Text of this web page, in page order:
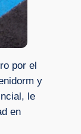
por el
y
le
en